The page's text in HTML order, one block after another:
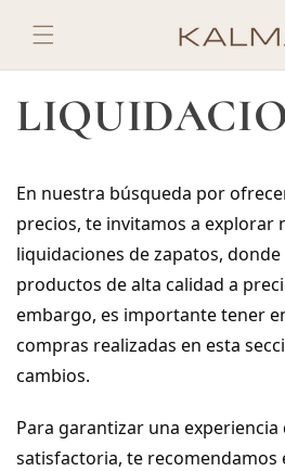
directamente
al contenido
En nuestra búsqueda por
precios, te invitamos a explorar
liquidaciones de zapatos,
productos de alta calidad a
embargo, es importante tener
compras realizadas en esta
cambios.
Para garantizar una experiencia
satisfactoria, te recomendamos